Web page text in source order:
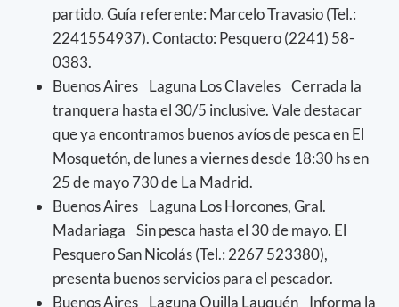
partido. Guía referente: Marcelo Travasio (Tel.:
2241554937). Contacto: Pesquero (2241) 58-
0383.
Buenos Aires Laguna Los Claveles Cerrada la
tranquera hasta el 30/5 inclusive. Vale destacar
que ya encontramos buenos avíos de pesca en El
Mosquetón, de lunes a viernes desde 18:30 hs en
25 de mayo 730 de La Madrid.
Buenos Aires Laguna Los Horcones, Gral.
Madariaga Sin pesca hasta el 30 de mayo. El
Pesquero San Nicolás (Tel.: 2267 523380),
presenta buenos servicios para el pescador.
Buenos Aires Laguna Quilla Lauquén Informa la